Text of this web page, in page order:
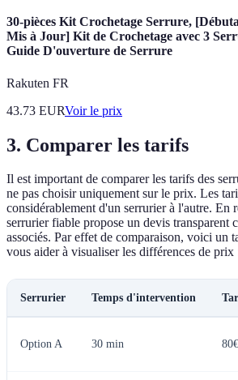
30-pièces Kit Crochetage Serrure,
Mis à Jour] Kit de Crochetage avec 3
Guide D'ouverture de Serrure
Rakuten FR
43.73 EURVoir le prix
3. Comparer les tarifs
Il est important de comparer les tarifs des
ne pas choisir uniquement sur le prix. Les
considérablement d'un serrurier à l'autre. En
serrurier fiable propose un devis transparent
associés. Par effet de comparaison, voici un
vous aider à visualiser les différences de prix
Serrurier Temps d'intervention
Option A 30 min 80€